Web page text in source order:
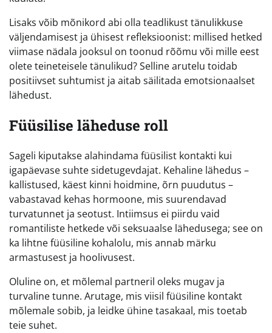
Lisaks võib mõnikord abi olla teadlikust tänulikkuse
väljendamisest ja ühisest refleksioonist: millised hetked
viimase nädala jooksul on toonud rõõmu või mille eest
olete teineteisele tänulikud? Selline arutelu toidab
positiivset suhtumist ja aitab säilitada emotsionaalset
lähedust.
Füüsilise läheduse roll
Sageli kiputakse alahindama füüsilist kontakti kui
igapäevase suhte sidetugevdajat. Kehaline lähedus –
kallistused, käest kinni hoidmine, õrn puudutus –
vabastavad kehas hormoone, mis suurendavad
turvatunnet ja seotust. Intiimsus ei piirdu vaid
romantiliste hetkede või seksuaalse lähedusega; see on
ka lihtne füüsiline kohalolu, mis annab märku
armastusest ja hoolivusest.
Oluline on, et mõlemal partneril oleks mugav ja
turvaline tunne. Arutage, mis viisil füüsiline kontakt
mõlemale sobib, ja leidke ühine tasakaal, mis toetab
teie suhet.